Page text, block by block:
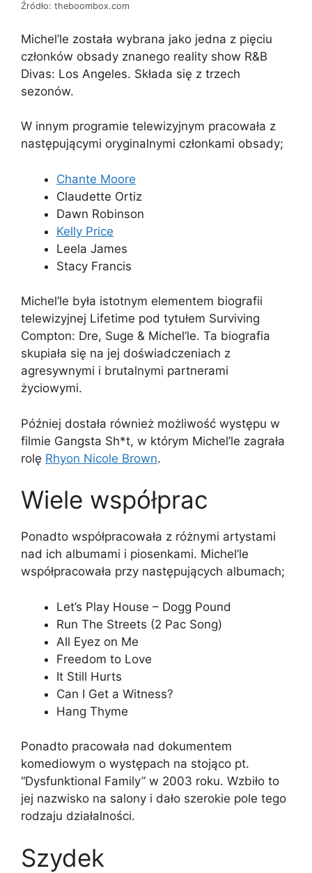
Źródło: theboombox.com
Michel’le została wybrana jako jedna z pięciu
członków obsady znanego reality show R&B
Divas: Los Angeles. Składa się z trzech
sezonów.
W innym programie telewizyjnym pracowała z
następującymi oryginalnymi członkami obsady;
Chante Moore
Claudette Ortiz
Dawn Robinson
Kelly Price
Leela James
Stacy Francis
Michel’le była istotnym elementem biografii
telewizyjnej Lifetime pod tytułem Surviving
Compton: Dre, Suge & Michel’le. Ta biografia
skupiała się na jej doświadczeniach z
agresywnymi i brutalnymi partnerami
życiowymi.
Później dostała również możliwość występu w
filmie Gangsta Sh*t, w którym Michel’le zagrała
rolę Rhyon Nicole Brown.
Wiele współprac
Ponadto współpracowała z różnymi artystami
nad ich albumami i piosenkami. Michel’le
współpracowała przy następujących albumach;
Let’s Play House – Dogg Pound
Run The Streets (2 Pac Song)
All Eyez on Me
Freedom to Love
It Still Hurts
Can I Get a Witness?
Hang Thyme
Ponadto pracowała nad dokumentem
komediowym o występach na stojąco pt.
“Dysfunktional Family” w 2003 roku. Wzbiło to
jej nazwisko na salony i dało szerokie pole tego
rodzaju działalności.
Szydek